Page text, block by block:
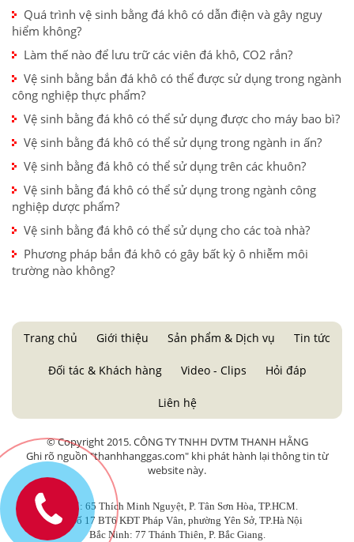
Quá trình vệ sinh bằng đá khô có dẫn điện và gây nguy
hiểm không?
Làm thế nào để lưu trữ các viên đá khô, CO2 rắn?
Vệ sinh bằng bắn đá khô có thể được sử dụng trong ngành
công nghiệp thực phẩm?
Vệ sinh bằng đá khô có thể sử dụng được cho máy bao bì?
Vệ sinh bằng đá khô có thể sử dụng trong ngành in ấn?
Vệ sinh bằng đá khô có thể sử dụng trên các khuôn?
Vệ sinh bằng đá khô có thể sử dụng trong ngành công
nghiệp dược phẩm?
Vệ sinh bằng đá khô có thể sử dụng cho các toà nhà?
Phương pháp bắn đá khô có gây bất kỳ ô nhiễm môi
trường nào không?
Trang chủ Giới thiệu Sản phẩm & Dịch vụ Tin tức
Đối tác & Khách hàng Video - Clips Hỏi đáp
Liên hệ
© Copyright 2015. CÔNG TY TNHH DVTM THANH HẰNG
Ghi rõ nguồn "thanhhanggas.com" khi phát hành lại thông tin từ
website này.
HCM: 65 Thích Minh Nguyệt, P. Tân Sơn Hòa, TP.HCM.
HN: Số 17 BT6 KĐT Pháp Vân, phường Yên Sở, TP.Hà Nội
Bắc Ninh: 77 Thánh Thiên, P. Bắc Giang.